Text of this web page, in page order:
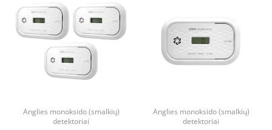
Anglies monoksido (smalkių)
detektoriai
Anglies monoksido (smalkių)
detektoriai